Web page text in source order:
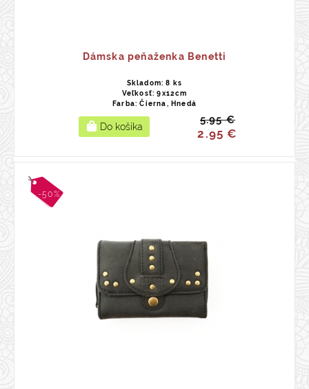
Dámska peňaženka Benetti
Skladom: 8 ks
Veľkosť: 9x12cm
Farba: Čierna, Hnedá
5.95 €
2.95 €
-50%